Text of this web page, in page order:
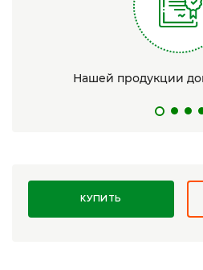
Нашей продукции
КУПИТЬ